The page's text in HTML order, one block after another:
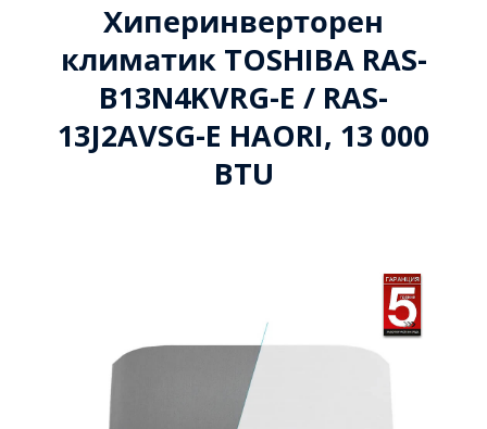
Хиперинверторен
климатик TOSHIBA RAS-
B13N4KVRG-E / RAS-
13J2AVSG-E HAORI, 13 000
BTU